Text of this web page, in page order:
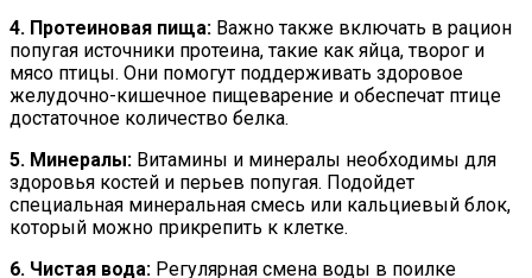
4. Протеиновая пища: Важно также включать в рацион
попугая источники протеина, такие как яйца, творог и
мясо птицы. Они помогут поддерживать здоровое
желудочно-кишечное пищеварение и обеспечат птице
достаточное количество белка.
5. Минералы: Витамины и минералы необходимы для
здоровья костей и перьев попугая. Подойдет
специальная минеральная смесь или кальциевый блок,
который можно прикрепить к клетке.
6. Чистая вода: Регулярная смена воды в поилке